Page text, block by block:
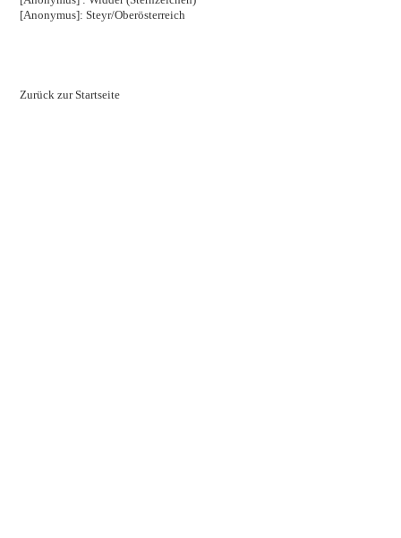
[Anonymus]: Steyr/Oberösterreich
Zurück zur Startseite